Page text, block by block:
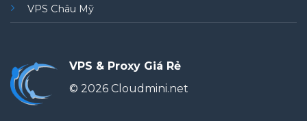
VPS Châu Mỹ
VPS & Proxy Giá Rẻ
© 2026 Cloudmini.net